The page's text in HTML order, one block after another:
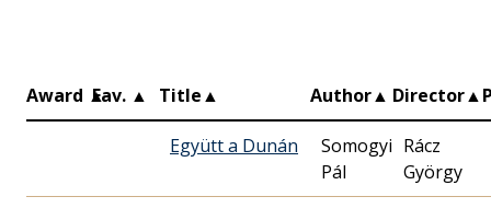
Award ▲
Fav. ▲ Title▲ Author▲ Director▲
Együtt a Dunán
Somogyi
Pál
Rácz
György